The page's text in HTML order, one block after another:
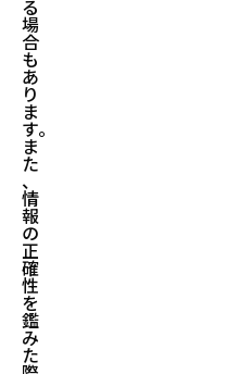
る
場
合
も
あ
り
ま
す。
ま
た
、
情
報
の
正
確
性
を
鑑
み
た